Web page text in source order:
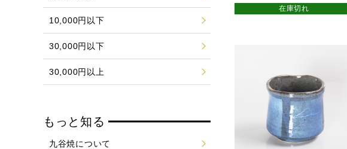
在庫切れ
10,000円以下
30,000円以下
30,000円以上
もっと知る
九谷焼について